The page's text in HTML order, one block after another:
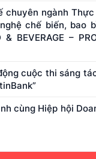
chuyên ngành
chế biến, bao
& BEVERAGE –
cuộc thi sáng
cùng Hiệp hội